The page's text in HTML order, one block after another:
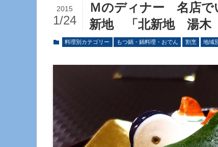
Ｍのディナー 名店で
新地 「北新地 湯木
2015
1/24
料理別カテゴリー もつ鍋・鍋料理・おでん 割烹 地域